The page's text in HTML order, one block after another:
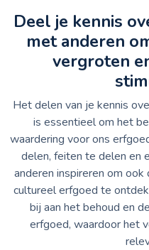
Deel je kennis
met anderen
vergroten
Het delen van je kennis
is essentieel om het
waardering voor ons
delen, feiten te delen en
anderen inspireren om
cultureel erfgoed te
bij aan het behoud en
erfgoed, waardoor het